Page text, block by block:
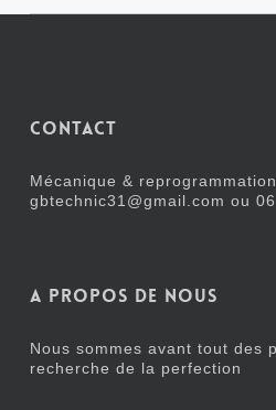
Contact
Mécanique &
gbtechnic31@gmail.com ou
A propos de nous
Nous sommes avant tout des
recherche de la perfection